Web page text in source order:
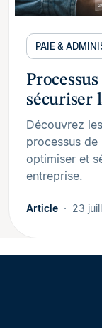
PAIE &
sécuriser
Découvrez
processus
optimiser et
entreprise.
Article 23